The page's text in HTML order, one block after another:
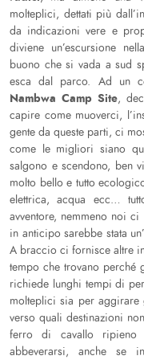
molteplici, dettati più
da indicazioni vere e
diviene un’escursione
buono che si vada a sud
esca dal parco. Ad un
Nambwa Camp Site,
capire come muoverci,
gente da queste parti, ci
come le migliori siano
salgono e scendono, ben
molto bello e tutto
elettrica, acqua ecc…
avventore, nemmeno noi
in anticipo sarebbe stata
A braccio ci fornisce altre
tempo che trovano perché
richiede lunghi tempi di
molteplici sia per aggirare
verso quali destinazioni
ferro di cavallo
abbeverarsi, anche se